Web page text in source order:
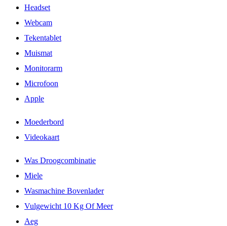
Headset
Webcam
Tekentablet
Muismat
Monitorarm
Microfoon
Apple
Moederbord
Videokaart
Was Droogcombinatie
Miele
Wasmachine Bovenlader
Vulgewicht 10 Kg Of Meer
Aeg